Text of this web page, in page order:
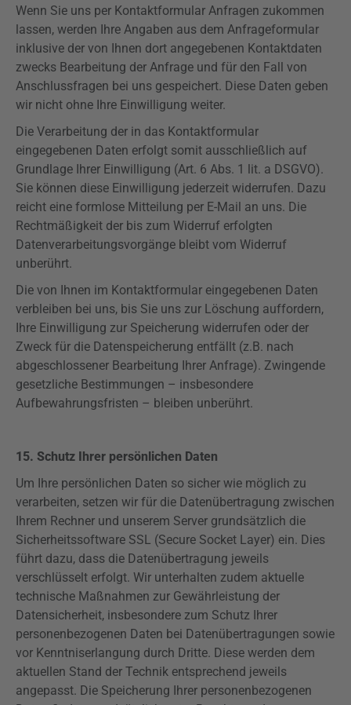
Wenn Sie uns per Kontaktformular Anfragen zukommen
lassen, werden Ihre Angaben aus dem Anfrageformular
inklusive der von Ihnen dort angegebenen Kontaktdaten
zwecks Bearbeitung der Anfrage und für den Fall von
Anschlussfragen bei uns gespeichert. Diese Daten geben
wir nicht ohne Ihre Einwilligung weiter.
Die Verarbeitung der in das Kontaktformular
eingegebenen Daten erfolgt somit ausschließlich auf
Grundlage Ihrer Einwilligung (Art. 6 Abs. 1 lit. a DSGVO).
Sie können diese Einwilligung jederzeit widerrufen. Dazu
reicht eine formlose Mitteilung per E-Mail an uns. Die
Rechtmäßigkeit der bis zum Widerruf erfolgten
Datenverarbeitungsvorgänge bleibt vom Widerruf
unberührt.
Die von Ihnen im Kontaktformular eingegebenen Daten
verbleiben bei uns, bis Sie uns zur Löschung auffordern,
Ihre Einwilligung zur Speicherung widerrufen oder der
Zweck für die Datenspeicherung entfällt (z.B. nach
abgeschlossener Bearbeitung Ihrer Anfrage). Zwingende
gesetzliche Bestimmungen – insbesondere
Aufbewahrungsfristen – bleiben unberührt.
15. Schutz Ihrer persönlichen Daten
Um Ihre persönlichen Daten so sicher wie möglich zu
verarbeiten, setzen wir für die Datenübertragung zwischen
Ihrem Rechner und unserem Server grundsätzlich die
Sicherheitssoftware SSL (Secure Socket Layer) ein. Dies
führt dazu, dass die Datenübertragung jeweils
verschlüsselt erfolgt. Wir unterhalten zudem aktuelle
technische Maßnahmen zur Gewährleistung der
Datensicherheit, insbesondere zum Schutz Ihrer
personenbezogenen Daten bei Datenübertragungen sowie
vor Kenntniserlangung durch Dritte. Diese werden dem
aktuellen Stand der Technik entsprechend jeweils
angepasst. Die Speicherung Ihrer personenbezogenen